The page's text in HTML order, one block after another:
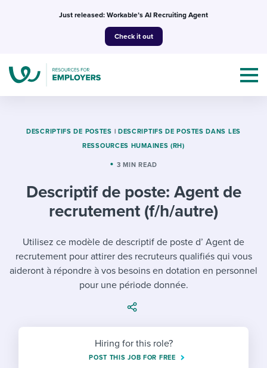
Just released: Workable’s AI Recruiting Agent
Check it out
Topics
Mobilizing AI in my work
Evaluating candidates
Working together with others
Maintaining hiring pipelines
Developing & retaining people
Templates & Guides
Job description templates
Policy templates
Onboarding checklists
I’m a jobseeker
I WANT TO LEARN ABOUT...
Pay & benefits
Attend webinars & events
Workable customer stories
Explore Workable
Request a demo
DESCRIPTIFS DE POSTES | DESCRIPTIFS DE POSTES DANS LES
RESSOURCES HUMAINES (RH)
3 MIN READ
Descriptif de poste: Agent de
recrutement (f/h/autre)
Utilisez ce modèle de descriptif de poste d’ Agent de
recrutement pour attirer des recruteurs qualifiés qui vous
aideront à répondre à vos besoins en dotation en personnel
pour une période donnée.
Hiring for this role?
POST THIS JOB FOR FREE